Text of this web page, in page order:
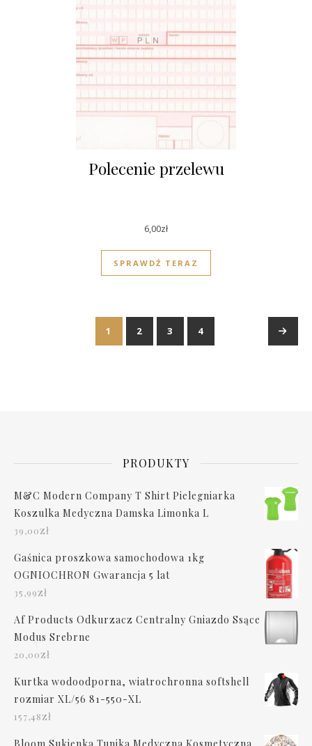
Polecenie przelewu
6,00zł
SPRAWDŹ TERAZ
1 2 3 4
PRODUKTY
M&C Modern Company T Shirt Pielegniarka
Koszulka Medyczna Damska Limonka L
39,00zł
Gaśnica proszkowa samochodowa 1kg
OGNIOCHRON Gwarancja 5 lat
35,99zł
Af Products Odkurzacz Centralny Gniazdo Ssące
Modus Srebrne
20,00zł
Kurtka wodoodporna, wiatrochronna softshell
rozmiar XL/56 81-550-XL
157,48zł